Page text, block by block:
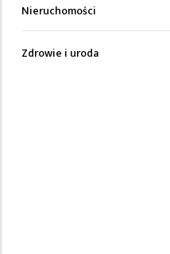
Nieruchomości
Zdrowie i uroda